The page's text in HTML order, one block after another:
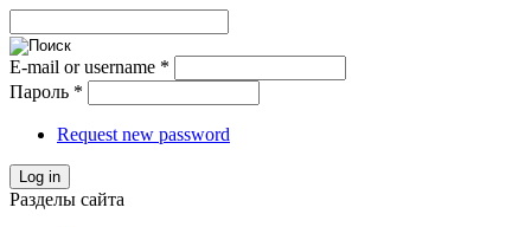
E-mail or username *
Пароль *
Request new password
Log in
Разделы сайта